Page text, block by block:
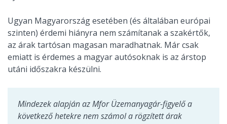
Ugyan Magyarország esetében (és általában európai
szinten) érdemi hiányra nem számítanak a szakértők,
az árak tartósan magasan maradhatnak. Már csak
emiatt is érdemes a magyar autósoknak is az árstop
utáni időszakra készülni.
Mindezek alapján az Mfor Üzemanyagár-figyelő a
következő hetekre nem számol a rögzített árak